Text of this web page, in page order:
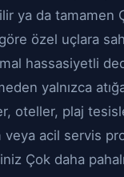
ya da tamamen
özel uçlara
hassasiyetli
yalnızca
oteller, plaj
acil servis
Çok daha